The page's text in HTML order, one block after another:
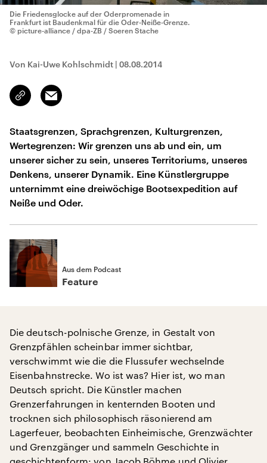
Die Friedensglocke auf der Oderpromenade in
Frankfurt ist Baudenkmal für die Oder-Neiße-Grenze.
© picture-alliance / dpa-ZB / Soeren Stache
Von Kai-Uwe Kohlschmidt | 08.08.2014
Link
kopieren/teilen
Email
Staatsgrenzen, Sprachgrenzen, Kulturgrenzen,
Wertegrenzen: Wir grenzen uns ab und ein, um
unserer sicher zu sein, unseres Territoriums, unseres
Denkens, unserer Dynamik. Eine Künstlergruppe
unternimmt eine dreiwöchige Bootsexpedition auf
Neiße und Oder.
Aus dem Podcast
Feature
Die deutsch-polnische Grenze, in Gestalt von
Grenzpfählen scheinbar immer sichtbar,
verschwimmt wie die die Flussufer wechselnde
Eisenbahnstrecke. Wo ist was? Hier ist, wo man
Deutsch spricht. Die Künstler machen
Grenzerfahrungen in kenternden Booten und
trocknen sich philosophisch räsonierend am
Lagerfeuer, beobachten Einheimische, Grenzwächter
und Grenzgänger und sammeln Geschichte in